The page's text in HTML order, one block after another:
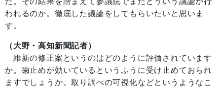
われるのか。徹底した議論をしてもらいたいと思いま
す。
（大野・高知新聞記者）
維新の修正案というのはどのように評価されています
か。歯止めが効いているというふうに受け止めておられ
ますでしょうか。取り調べの可視化などというようなこ